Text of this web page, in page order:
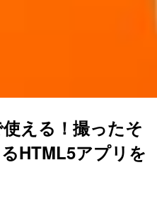
える！撮ったそ
HTML5アプリを